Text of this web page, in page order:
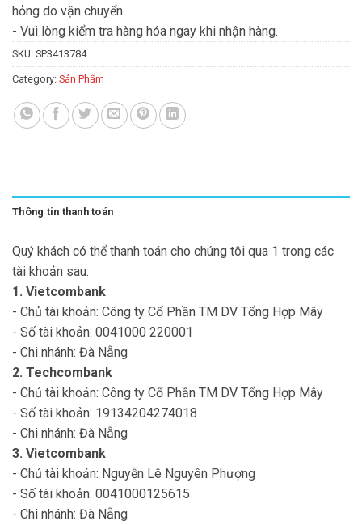
hỏng do vận chuyển.
- Vui lòng kiểm tra hàng hóa ngay khi nhận hàng.
SKU: SP3413784
Category: Sản Phẩm
Thông tin thanh toán
Quý khách có thể thanh toán cho chúng tôi qua 1 trong các
tài khoản sau:
1. Vietcombank
- Chủ tài khoản: Công ty Cổ Phần TM DV Tổng Hợp Mây
- Số tài khoản: 0041000 220001
- Chi nhánh: Đà Nẵng
2. Techcombank
- Chủ tài khoản: Công ty Cổ Phần TM DV Tổng Hợp Mây
- Số tài khoản: 19134204274018
- Chi nhánh: Đà Nẵng
3. Vietcombank
- Chủ tài khoản: Nguyễn Lê Nguyên Phượng
- Số tài khoản: 0041000125615
- Chi nhánh: Đà Nẵng